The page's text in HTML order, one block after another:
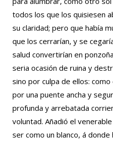
todos los que los quisiesen
su claridad; pero que había
que los cerrarían, y se
salud convertirían en
seria ocasión de ruina y
sino por culpa de ellos:
por una puente ancha y
profunda y arrebatada
voluntad. Añadió el
ser como un blanco, á